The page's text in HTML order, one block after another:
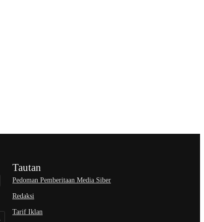
Tautan
Pedoman Pemberitaan Media Siber
Redaksi
Tarif Iklan